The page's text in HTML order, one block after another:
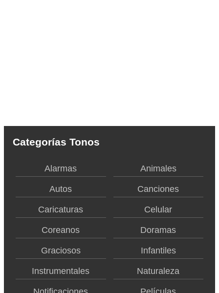
Categorías Tonos
Alarmas Animales
Autos Canciones
Caricaturas Celular
Coreanos Doramas
Graciosos Infantiles
Instrumentales Naturaleza